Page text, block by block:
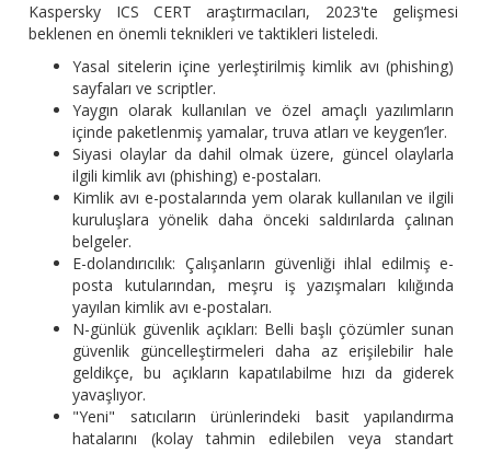
Kaspersky ICS CERT araştırmacıları, 2023'te gelişmesi
beklenen en önemli teknikleri ve taktikleri listeledi.
Yasal sitelerin içine yerleştirilmiş kimlik avı (phishing)
sayfaları ve scriptler.
Yaygın olarak kullanılan ve özel amaçlı yazılımların
içinde paketlenmiş yamalar, truva atları ve keygen’ler.
Siyasi olaylar da dahil olmak üzere, güncel olaylarla
ilgili kimlik avı (phishing) e-postaları.
Kimlik avı e-postalarında yem olarak kullanılan ve ilgili
kuruluşlara yönelik daha önceki saldırılarda çalınan
belgeler.
E-dolandırıcılık: Çalışanların güvenliği ihlal edilmiş e-
posta kutularından, meşru iş yazışmaları kılığında
yayılan kimlik avı e-postaları.
N-günlük güvenlik açıkları: Belli başlı çözümler sunan
güvenlik güncelleştirmeleri daha az erişilebilir hale
geldikçe, bu açıkların kapatılabilme hızı da giderek
yavaşlıyor.
"Yeni" satıcıların ürünlerindeki basit yapılandırma
hatalarını (kolay tahmin edilebilen veya standart